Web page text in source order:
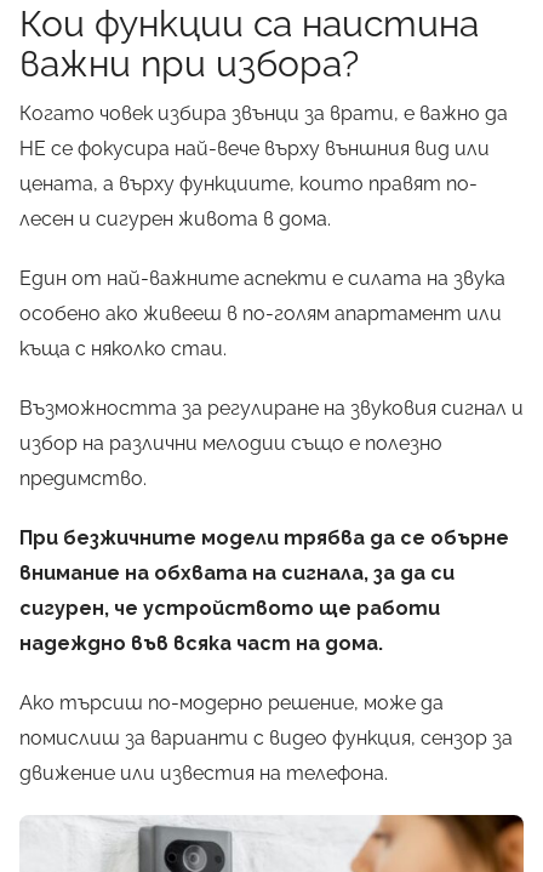
Кои функции са наистина
важни при избора?
Когато човек избира звънци за врати, е важно да
НЕ се фокусира най-вече върху външния вид или
цената, а върху функциите, които правят по-
лесен и сигурен живота в дома.
Един от най-важните аспекти е силата на звука
особено ако живееш в по-голям апартамент или
къща с няколко стаи.
Възможността за регулиране на звуковия сигнал и
избор на различни мелодии също е полезно
предимство.
При безжичните модели трябва да се обърне
внимание на обхвата на сигнала, за да си
сигурен, че устройството ще работи
надеждно във всяка част на дома.
Ако търсиш по-модерно решение, може да
помислиш за варианти с видео функция, сензор за
движение или известия на телефона.